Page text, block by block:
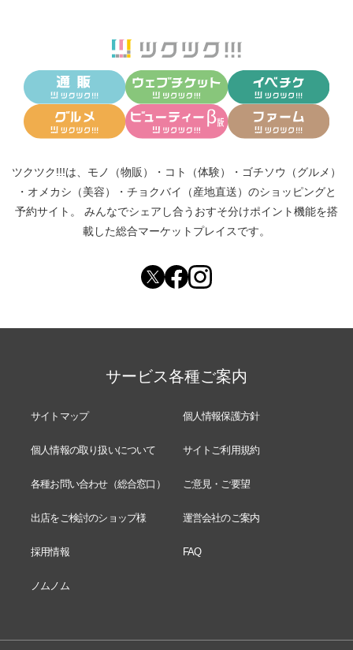
ツクツク!!!は、 モノ（物販） ・ コト（体験） ・ ゴチソウ（グルメ）
・ オメカシ（美容） ・ チョクバイ（産地直送） のショッピングと
予約サイト。
みんなでシェアし合う おすそ分けポイント機能を搭
載した総合マーケットプレイスです。
サービス各種ご案内
サイトマップ 個人情報保護方針
個人情報の取り扱いについて サイトご利用規約
各種お問い合わせ（総合窓口） ご意見・ご要望
出店をご検討のショップ様 運営会社のご案内
採用情報 FAQ
ノムノム